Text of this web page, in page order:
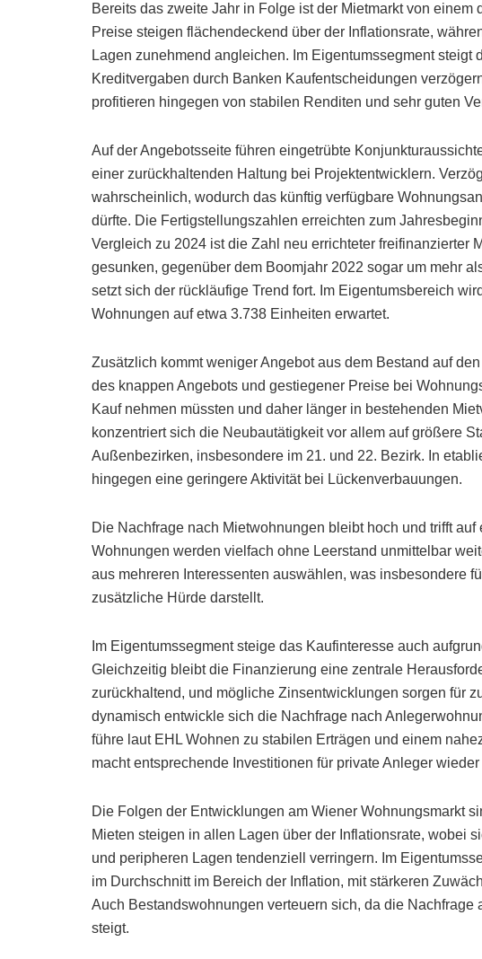
Bereits das zweite Jahr in Folge ist der Mietmarkt von
Preise steigen flächendeckend über der Inflationsrate,
Lagen zunehmend angleichen. Im Eigentumssegment steigt
Kreditvergaben durch Banken Kaufentscheidungen
profitieren hingegen von stabilen Renditen und sehr guten
Auf der Angebotsseite führen eingetrübte
einer zurückhaltenden Haltung bei Projektentwicklern.
wahrscheinlich, wodurch das künftig verfügbare
dürfte. Die Fertigstellungszahlen erreichten zum
Vergleich zu 2024 ist die Zahl neu errichteter freifinanzierter
gesunken, gegenüber dem Boomjahr 2022 sogar um mehr
setzt sich der rückläufige Trend fort. Im Eigentumsbereich
Wohnungen auf etwa 3.738 Einheiten erwartet.
Zusätzlich kommt weniger Angebot aus dem Bestand auf
des knappen Angebots und gestiegener Preise bei
Kauf nehmen müssten und daher länger in bestehenden
konzentriert sich die Neubautätigkeit vor allem auf größere
Außenbezirken, insbesondere im 21. und 22. Bezirk. In
hingegen eine geringere Aktivität bei Lückenverbauungen.
Die Nachfrage nach Mietwohnungen bleibt hoch und trifft
Wohnungen werden vielfach ohne Leerstand unmittelbar
aus mehreren Interessenten auswählen, was insbesondere
zusätzliche Hürde darstellt.
Im Eigentumssegment steige das Kaufinteresse auch
Gleichzeitig bleibt die Finanzierung eine zentrale
zurückhaltend, und mögliche Zinsentwicklungen sorgen für
dynamisch entwickle sich die Nachfrage nach
führe laut EHL Wohnen zu stabilen Erträgen und einem
macht entsprechende Investitionen für private Anleger wieder
Die Folgen der Entwicklungen am Wiener Wohnungsmarkt
Mieten steigen in allen Lagen über der Inflationsrate, wobei
und peripheren Lagen tendenziell verringern. Im
im Durchschnitt im Bereich der Inflation, mit stärkeren
Auch Bestandswohnungen verteuern sich, da die
steigt.